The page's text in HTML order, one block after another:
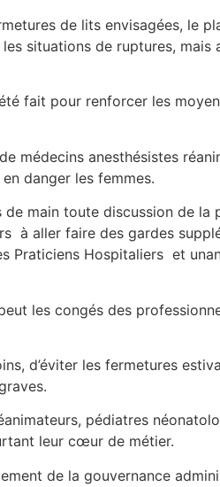
de lits envisagées, le
situations de ruptures, mais
fait pour renforcer les
médecins anesthésistes
danger les femmes.
main toute discussion de la
à aller faire des gardes
Praticiens Hospitaliers et
les congés des
d’éviter les fermetures
pédiatres
leur cœur de métier.
de la gouvernance